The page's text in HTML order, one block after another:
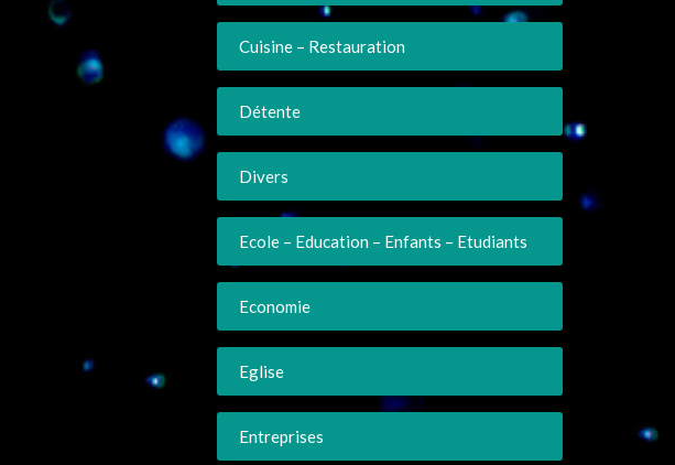
Cuisine – Restauration
Détente
Divers
Ecole – Education – Enfants – Etudiants
Economie
Eglise
Entreprises